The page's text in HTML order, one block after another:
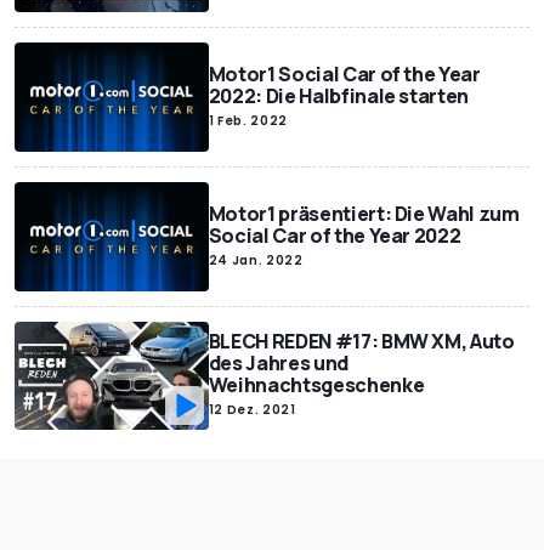
Motor1 Social Car of the Year
2022: Die Halbfinale starten
1 Feb. 2022
Motor1 präsentiert: Die Wahl zum
Social Car of the Year 2022
24 Jan. 2022
BLECH REDEN #17: BMW XM, Auto
des Jahres und
Weihnachtsgeschenke
12 Dez. 2021